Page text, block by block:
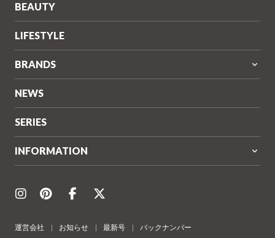
BEAUTY
LIFESTYLE
BRANDS
NEWS
SERIES
INFORMATION
運営会社 お知らせ 最新号 バックナンバー